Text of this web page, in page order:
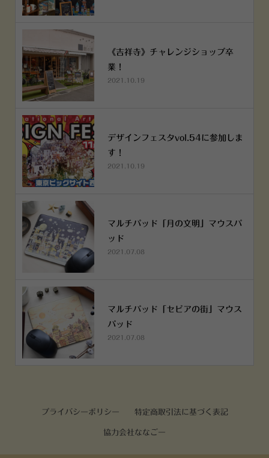
《吉祥寺》チャレンジショップ卒
業！
2021.10.19
デザインフェスタvol.54に参加しま
す！
2021.10.19
マルチパッド「月の文明」マウスパ
ッド
2021.07.08
マルチパッド「セピアの街」マウス
パッド
2021.07.08
プライバシーポリシー 特定商取引法に基づく表記
協力会社ななごー